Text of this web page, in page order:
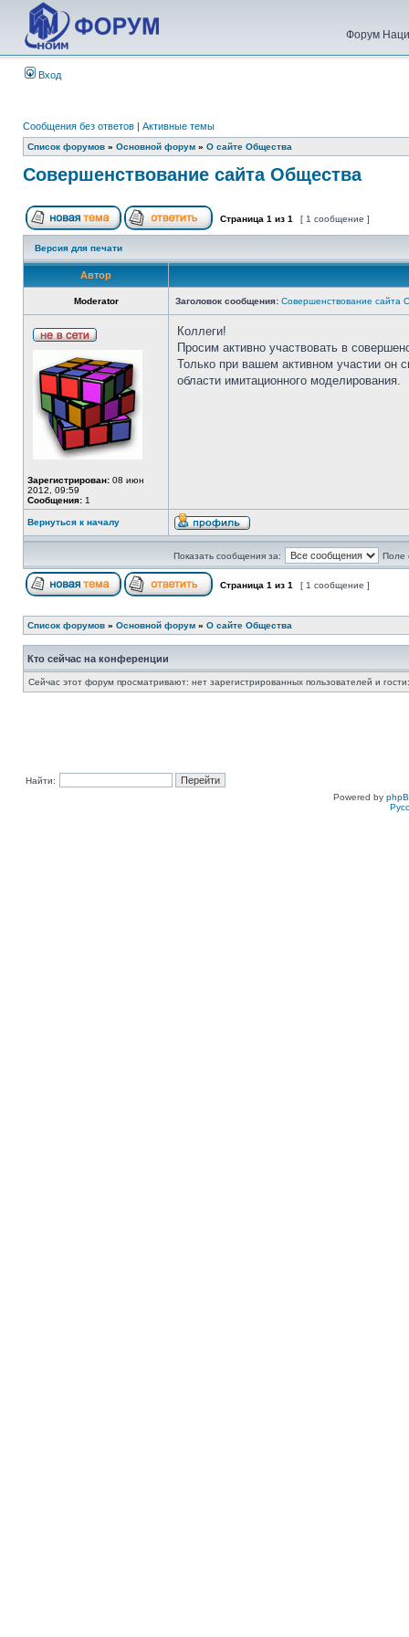
Форум
Вход
Сообщения без ответов | Активные темы
Список форумов » Основной форум » О сайте Общества
Совершенствование сайта Общества
Страница 1 из 1 [ 1 сообщение ]
Версия для печати
Автор
Moderator Заголовок сообщения: Совершенствование сайта
Зарегистрирован: 08 июн
2012, 09:59
Сообщения: 1
Коллеги!
Просим активно участвовать в
Только при вашем активном участии он
области имитационного моделирования.
Вернуться к началу
Показать сообщения за: Поле
Страница 1 из 1 [ 1 сообщение ]
Список форумов » Основной форум » О сайте Общества
Кто сейчас на конференции
Сейчас этот форум просматривают: нет зарегистрированных пользователей и
Найти:
Powered by